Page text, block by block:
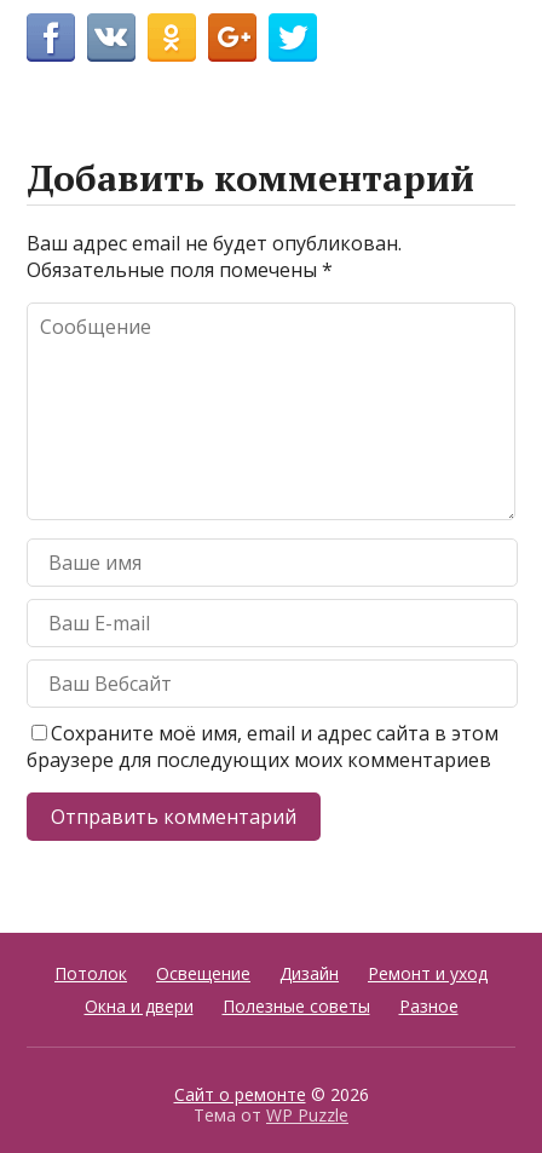
Добавить комментарий
Ваш адрес email не будет опубликован.
Обязательные поля помечены*
Сохраните моё имя, email и адрес сайта в этом
браузере для последующих моих комментариев
Потолок Освещение Дизайн
Ремонт и уход
Окна и двери
Полезные советы Разное
Сайт о ремонте © 2026
Тема от WP Puzzle